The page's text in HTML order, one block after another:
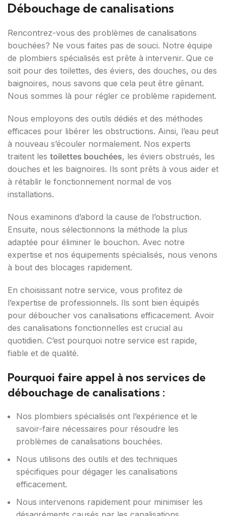
Débouchage de canalisations
Rencontrez-vous des problèmes de canalisations
bouchées? Ne vous faites pas de souci. Notre équipe
de plombiers spécialisés est prête à intervenir. Que ce
soit pour des toilettes, des éviers, des douches, ou des
baignoires, nous savons que cela peut être gênant.
Nous sommes là pour régler ce problème rapidement.
Nous employons des outils dédiés et des méthodes
efficaces pour libérer les obstructions. Ainsi, l’eau peut
à nouveau s’écouler normalement. Nos experts
traitent les toilettes bouchées, les éviers obstrués, les
douches et les baignoires. Ils sont prêts à vous aider et
à rétablir le fonctionnement normal de vos
installations.
Nous examinons d’abord la cause de l’obstruction.
Ensuite, nous sélectionnons la méthode la plus
adaptée pour éliminer le bouchon. Avec notre
expertise et nos équipements spécialisés, nous venons
à bout des blocages rapidement.
En choisissant notre service, vous profitez de
l’expertise de professionnels. Ils sont bien équipés
pour déboucher vos canalisations efficacement. Avoir
des canalisations fonctionnelles est crucial au
quotidien. C’est pourquoi notre service est rapide,
fiable et de qualité.
Pourquoi faire appel à nos services de
débouchage de canalisations :
Nos plombiers spécialisés ont l’expérience et le
savoir-faire nécessaires pour résoudre les
problèmes de canalisations bouchées.
Nous utilisons des outils et des techniques
spécifiques pour dégager les canalisations
efficacement.
Nous intervenons rapidement pour minimiser les